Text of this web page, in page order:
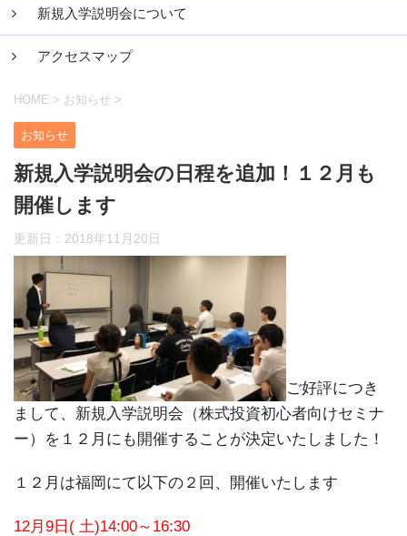
新規入学説明会について
アクセスマップ
HOME > お知らせ >
お知らせ
新規入学説明会の日程を追加！１２月も
開催します
更新日： 2018年11月20日
ご好評につき
まして、新規入学説明会（株式投資初心者向けセミナ
ー）を１２月にも開催することが決定いたしました！
１２月は福岡にて以下の２回、開催いたします
12月9日( 土)14:00～16:30